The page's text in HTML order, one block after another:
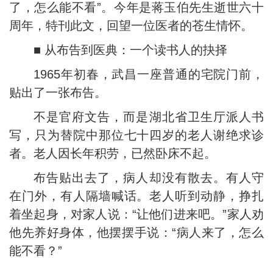
了，怎么能不看”。今年是蒋玉伯先生逝世六十
周年，特刊此文，回望一位医者的苍生情怀。
■ 从布告到医典：一个读书人的抉择
1965年初春，武昌一座普通的宅院门前，
贴出了一张布告。
不是官府文告，而是湖北省卫生厅派人书
写，只为替院中那位七十四岁的老人谢绝求诊
者。老人因长年积劳，已然卧床不起。
布告贴出去了，病人却没有散去。有人守
在门外，有人隔墙喊话。老人听到动静，挣扎
着坐起身，对家人说：“让他们进来吧。”家人劝
他先养好身体，他摆摆手说：“病人来了，怎么
能不看？”